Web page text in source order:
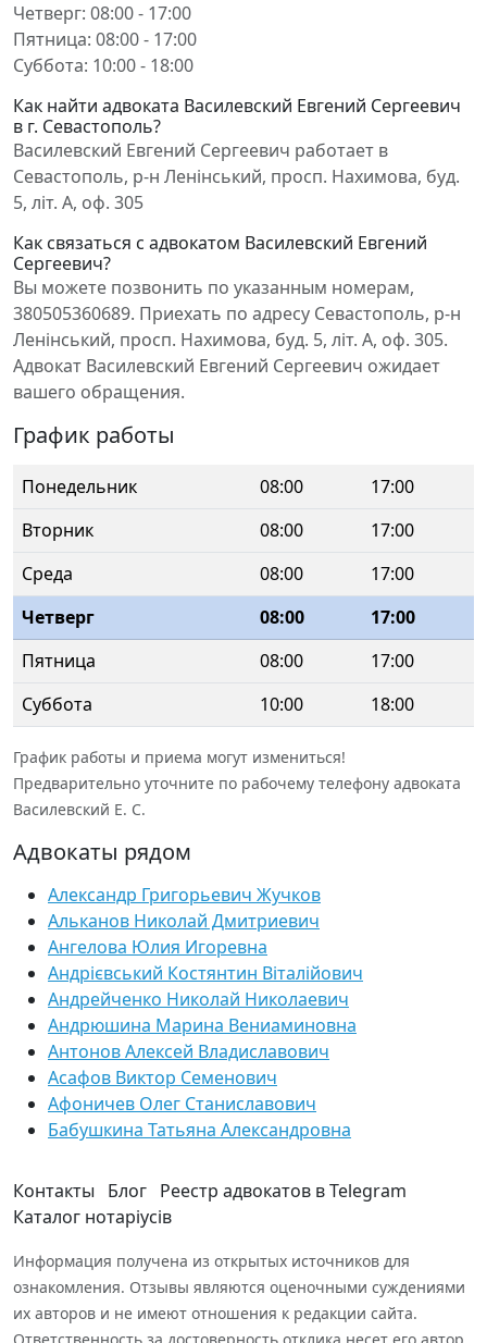
Четверг: 08:00 - 17:00
Пятница: 08:00 - 17:00
Суббота: 10:00 - 18:00
Как найти адвоката Василевский Евгений Сергеевич
в г. Севастополь?
Василевский Евгений Сергеевич работает в
Севастополь, р-н Ленінський, просп. Нахимова, буд.
5, літ. А, оф. 305
Как связаться с адвокатом Василевский Евгений
Сергеевич?
Вы можете позвонить по указанным номерам,
380505360689. Приехать по адресу Севастополь, р-н
Ленінський, просп. Нахимова, буд. 5, літ. А, оф. 305.
Адвокат Василевский Евгений Сергеевич ожидает
вашего обращения.
График работы
Понедельник 08:00
17:00
Вторник
08:00
17:00
Среда
08:00
17:00
Четверг
08:00
17:00
Пятница
08:00
17:00
Суббота
10:00 18:00
График работы и приема могут измениться!
Предварительно уточните по рабочему телефону адвоката
Василевский Е. С.
Адвокаты рядом
Александр Григорьевич Жучков
Альканов Николай Дмитриевич
Ангелова Юлия Игоревна
Андрієвський Костянтин Віталійович
Андрейченко Николай Николаевич
Андрюшина Марина Вениаминовна
Антонов Алексей Владиславович
Асафов Виктор Семенович
Афоничев Олег Станиславович
Бабушкина Татьяна Александровна
Контакты Блог Реестр адвокатов в Telegram
Каталог нотаріусів
Информация получена из открытых источников для
ознакомления. Отзывы являются оценочными суждениями
их авторов и не имеют отношения к редакции сайта.